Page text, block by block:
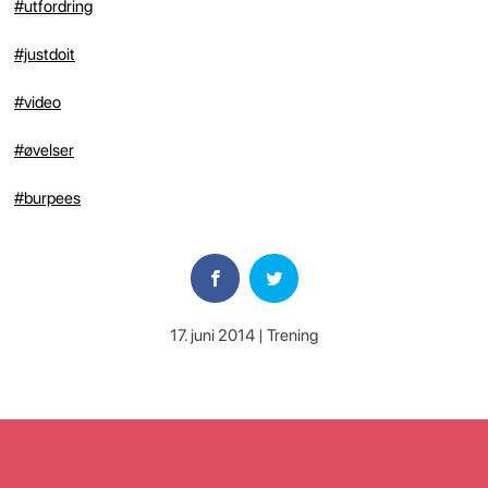
#utfordring
#justdoit
#video
#øvelser
#burpees
17. juni 2014 | Trening